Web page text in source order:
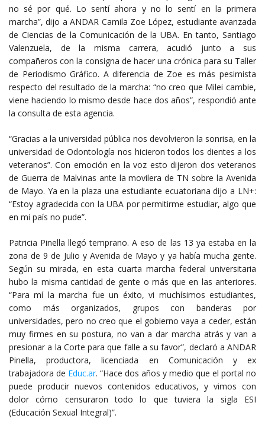
no sé por qué. Lo sentí ahora y no lo sentí en la primera
marcha”, dijo a ANDAR Camila Zoe López, estudiante avanzada
de Ciencias de la Comunicación de la UBA. En tanto, Santiago
Valenzuela, de la misma carrera, acudió junto a sus
compañeros con la consigna de hacer una crónica para su Taller
de Periodismo Gráfico. A diferencia de Zoe es más pesimista
respecto del resultado de la marcha: “no creo que Milei cambie,
viene haciendo lo mismo desde hace dos años”, respondió ante
la consulta de esta agencia.
“Gracias a la universidad pública nos devolvieron la sonrisa, en la
universidad de Odontología nos hicieron todos los dientes a los
veteranos”. Con emoción en la voz esto dijeron dos veteranos
de Guerra de Malvinas ante la movilera de TN sobre la Avenida
de Mayo. Ya en la plaza una estudiante ecuatoriana dijo a LN+:
“Estoy agradecida con la UBA por permitirme estudiar, algo que
en mi país no pude”.
Patricia Pinella llegó temprano. A eso de las 13 ya estaba en la
zona de 9 de Julio y Avenida de Mayo y ya había mucha gente.
Según su mirada, en esta cuarta marcha federal universitaria
hubo la misma cantidad de gente o más que en las anteriores.
“Para mí la marcha fue un éxito, vi muchísimos estudiantes,
como más organizados, grupos con banderas por
universidades, pero no creo que el gobierno vaya a ceder, están
muy firmes en su postura, no van a dar marcha atrás y van a
presionar a la Corte para que falle a su favor”, declaró a ANDAR
Pinella, productora, licenciada en Comunicación y ex
trabajadora de Educ.ar. “Hace dos años y medio que el portal no
puede producir nuevos contenidos educativos, y vimos con
dolor cómo censuraron todo lo que tuviera la sigla ESI
(Educación Sexual Integral)”.